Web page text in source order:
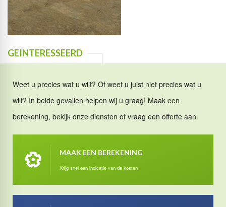
GEINTERESSEERD
Weet u precies wat u wilt? Of weet u juist niet precies wat u
wilt? In beide gevallen helpen wij u graag! Maak een
berekening, bekijk onze diensten of vraag een offerte aan.
MAAK EEN BEREKENING
Krijg snel een indicatie van de kosten